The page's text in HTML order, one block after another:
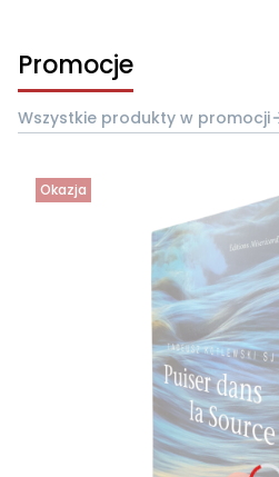
Promocje
Wszystkie produkty w promocji
Okazja